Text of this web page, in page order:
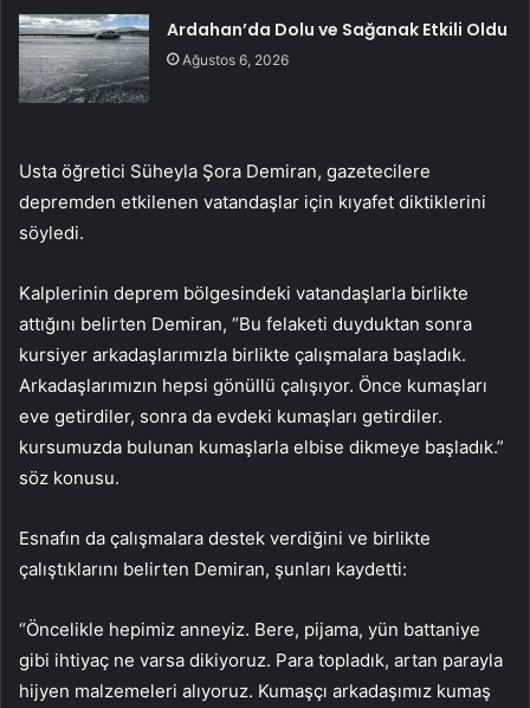
Ardahan’da Dolu ve Sağanak Etkili Oldu
Ağustos 6, 2026
Usta öğretici Süheyla Şora Demiran, gazetecilere
depremden etkilenen vatandaşlar için kıyafet diktiklerini
söyledi.
Kalplerinin deprem bölgesindeki vatandaşlarla birlikte
attığını belirten Demiran, “Bu felaketi duyduktan sonra
kursiyer arkadaşlarımızla birlikte çalışmalara başladık.
Arkadaşlarımızın hepsi gönüllü çalışıyor. Önce kumaşları
eve getirdiler, sonra da evdeki kumaşları getirdiler.
kursumuzda bulunan kumaşlarla elbise dikmeye başladık.”
söz konusu.
Esnafın da çalışmalara destek verdiğini ve birlikte
çalıştıklarını belirten Demiran, şunları kaydetti:
“Öncelikle hepimiz anneyiz. Bere, pijama, yün battaniye
gibi ihtiyaç ne varsa dikiyoruz. Para topladık, artan parayla
hijyen malzemeleri alıyoruz. Kumaşçı arkadaşımız kumaş